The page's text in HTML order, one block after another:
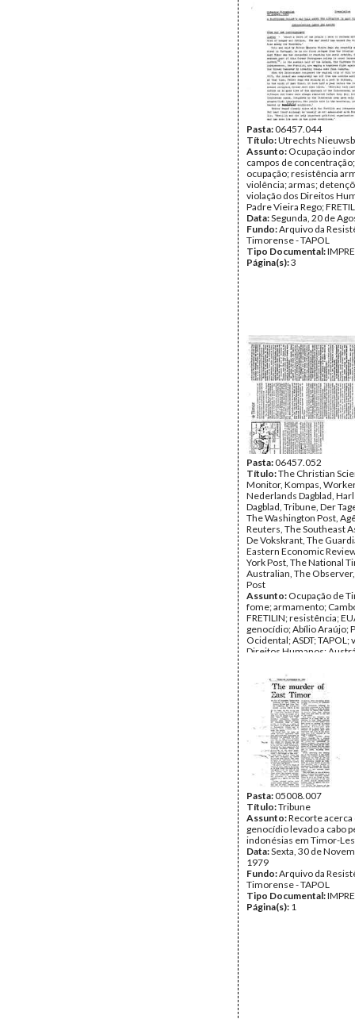
assassinato de
Greg Shackleton; Balibo;
Gary Cunningham; Tony
UDT; NATO; Brian
Rennie; Ramos-Horta;
APODETI; EUA; Padres;
Leoneto Vieira Rego
Data:Maio de 1979 -
Fundo:Arquivo da
Timorense - TAPOL
Tipo Documental:
Página(s):47
Pasta:06457.044
Título:Utrechts
Assunto: Ocupação
campos de
ocupação; resistência
violência; armas;
violação dos Direitos
Padre Vieira Rego;
Data:Segunda, 20 de
Fundo:Arquivo da
Timorense - TAPOL
Tipo Documental:
Página(s):3
Pasta:06457.052
Título:The Christian
Monitor, Kompas,
Nederlands Dagblad,
Dagblad, Tribune, Der
The Washington Post,
Reuters, The Southeast
De Vokskrant, The
Eastern Economic
York Post, The National
Australian, The
Post
Assunto: Ocupação de
fome; armamento;
FRETILIN; resistência;
genocídio; Abílio Araújo;
Ocidental; ASDT; TAPOL;
Direitos Humanos;
Lisboa; guerrilha; Igreja;
malária; subnutrição;
internacional; Mochtar;
Outubro de 1979 -
de 1979
Fundo:Arquivo da
Timorense - TAPOL
Tipo Documental:
Página(s):49
Pasta:05008.007
Título:Tribune
Assunto:Recorte acerca
genocídio levado a cabo
indonésias em Timor-
Data:Sexta, 30 de
1979
Fundo:Arquivo da
Timorense - TAPOL
Tipo Documental:
Página(s): 1